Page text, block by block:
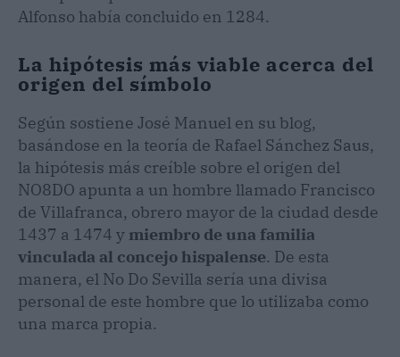
Alfonso había concluido en 1284.
La hipótesis más viable acerca del
origen del símbolo
Según sostiene José Manuel en su blog,
basándose en la teoría de Rafael Sánchez Saus,
la hipótesis más creíble sobre el origen del
NO8DO apunta a un hombre llamado Francisco
de Villafranca, obrero mayor de la ciudad desde
1437 a 1474 y miembro de una familia
vinculada al concejo hispalense. De esta
manera, el No Do Sevilla sería una divisa
personal de este hombre que lo utilizaba como
una marca propia.